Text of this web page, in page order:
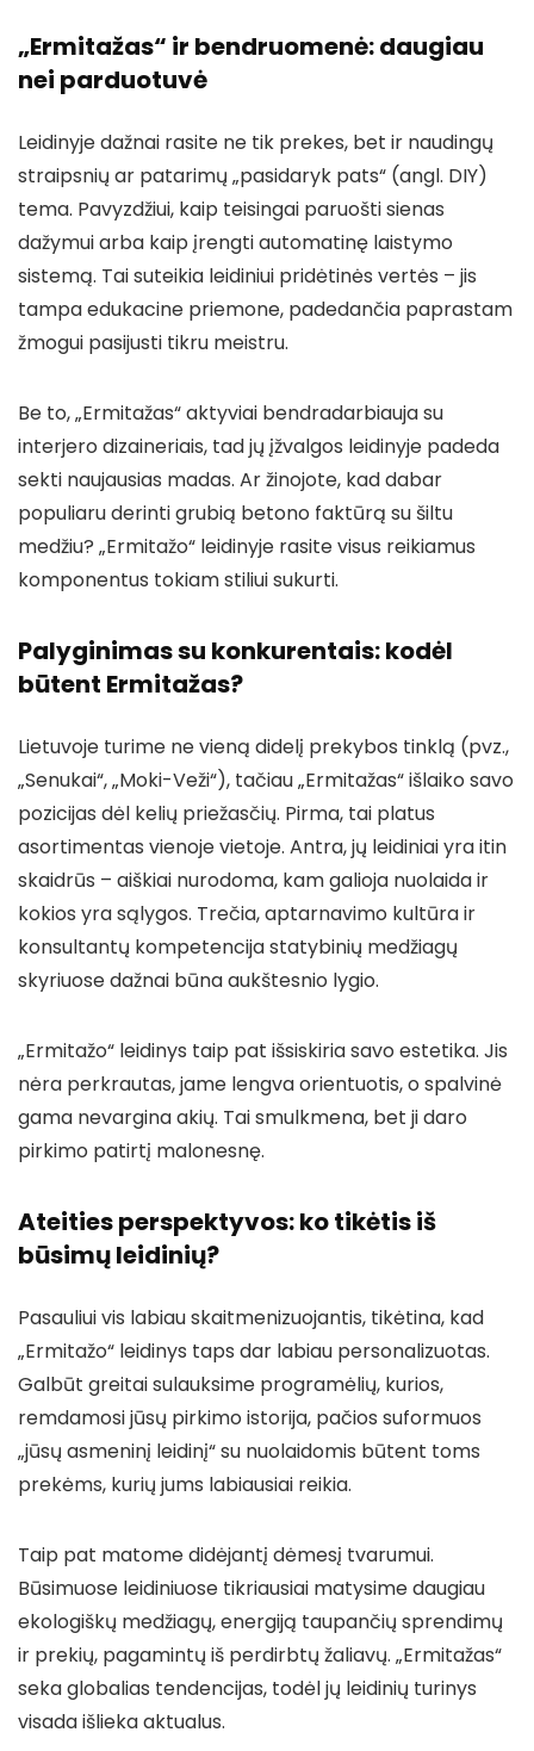
„Ermitažas“ ir bendruomenė: daugiau
nei parduotuvė
Leidinyje dažnai rasite ne tik prekes, bet ir naudingų
straipsnių ar patarimų „pasidaryk pats“ (angl. DIY)
tema. Pavyzdžiui, kaip teisingai paruošti sienas
dažymui arba kaip įrengti automatinę laistymo
sistemą. Tai suteikia leidiniui pridėtinės vertės – jis
tampa edukacine priemone, padedančia paprastam
žmogui pasijusti tikru meistru.
Be to, „Ermitažas“ aktyviai bendradarbiauja su
interjero dizaineriais, tad jų įžvalgos leidinyje padeda
sekti naujausias madas. Ar žinojote, kad dabar
populiaru derinti grubią betono faktūrą su šiltu
medžiu? „Ermitažo“ leidinyje rasite visus reikiamus
komponentus tokiam stiliui sukurti.
Palyginimas su konkurentais: kodėl
būtent Ermitažas?
Lietuvoje turime ne vieną didelį prekybos tinklą (pvz.,
„Senukai“, „Moki-Veži“), tačiau „Ermitažas“ išlaiko savo
pozicijas dėl kelių priežasčių. Pirma, tai platus
asortimentas vienoje vietoje. Antra, jų leidiniai yra itin
skaidrūs – aiškiai nurodoma, kam galioja nuolaida ir
kokios yra sąlygos. Trečia, aptarnavimo kultūra ir
konsultantų kompetencija statybinių medžiagų
skyriuose dažnai būna aukštesnio lygio.
„Ermitažo“ leidinys taip pat išsiskiria savo estetika. Jis
nėra perkrautas, jame lengva orientuotis, o spalvinė
gama nevargina akių. Tai smulkmena, bet ji daro
pirkimo patirtį malonesnę.
Ateities perspektyvos: ko tikėtis iš
būsimų leidinių?
Pasauliui vis labiau skaitmenizuojantis, tikėtina, kad
„Ermitažo“ leidinys taps dar labiau personalizuotas.
Galbūt greitai sulauksime programėlių, kurios,
remdamosi jūsų pirkimo istorija, pačios suformuos
„jūsų asmeninį leidinį“ su nuolaidomis būtent toms
prekėms, kurių jums labiausiai reikia.
Taip pat matome didėjantį dėmesį tvarumui.
Būsimuose leidiniuose tikriausiai matysime daugiau
ekologiškų medžiagų, energiją taupančių sprendimų
ir prekių, pagamintų iš perdirbtų žaliavų. „Ermitažas“
seka globalias tendencijas, todėl jų leidinių turinys
visada išlieka aktualus.